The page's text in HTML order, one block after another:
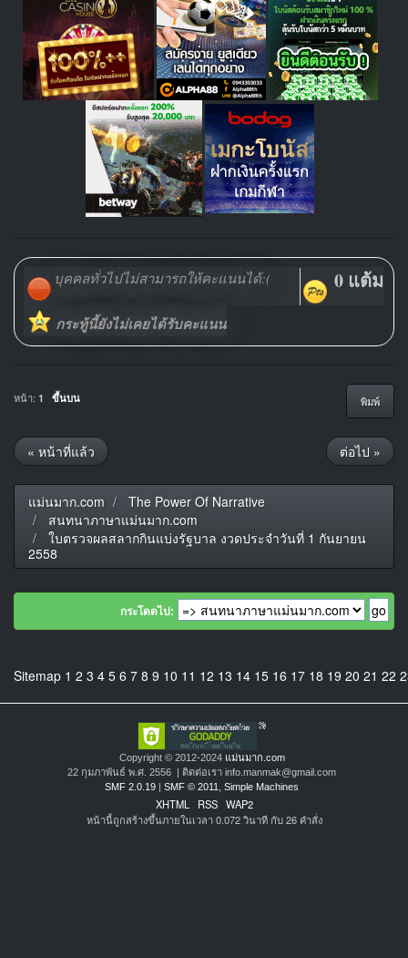
บุคคลทั่วไปไม่สามารถให้คะแนนได้:( 0 แต้ม
กระทู้นี้ยังไม่เคยได้รับคะแนน
พิมพ์
หน้า: 1 ขึ้นบน
« หน้าที่แล้ว ต่อไป »
แม่นมาก.com
The Power Of Narrative
สนทนาภาษาแม่นมาก.com
ใบตรวจผลสลากกินแบ่งรัฐบาล งวดประจำวันที่ 1 กันยายน
2558
กระโดดไป:
Sitemap 1 2 3 4 5 6 7 8 9 10 11 12 13 14 15 16 17 18 19 20 21 22
Copyright © 2012-2024 แม่นมาก.com
22 กุมภาพันธ์ พ.ศ. 2556 | ติดต่อเรา info.manmak@gmail.com
SMF 2.0.19
SMF © 2011, Simple Machines
XHTML RSS WAP2
หน้านี้ถูกสร้างขึ้นภายในเวลา 0.072 วินาที กับ 26 คำสั่ง